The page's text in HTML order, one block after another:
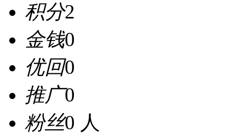
积分2
金钱0
优回0
推广0
粉丝0 人